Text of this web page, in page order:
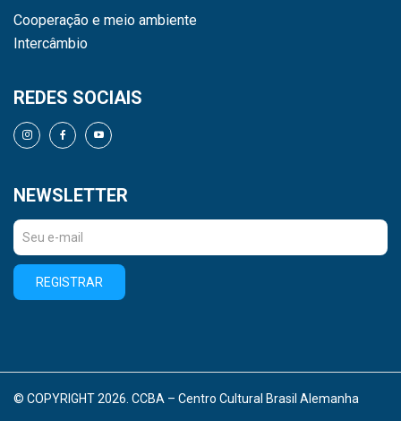
Cooperação e meio ambiente
Intercâmbio
REDES SOCIAIS
NEWSLETTER
REGISTRAR
© COPYRIGHT 2026. CCBA – Centro Cultural Brasil Alemanha